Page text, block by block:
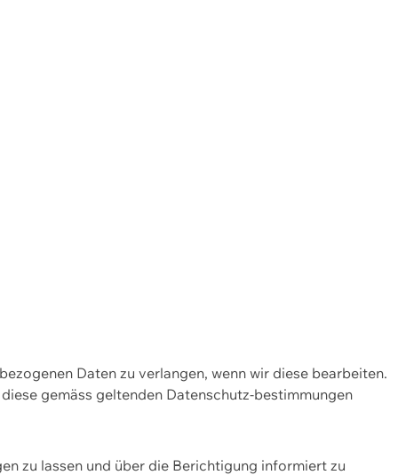
Daten zu verlangen, wenn wir diese bearbeiten.
gemäss geltenden Datenschutz-bestimmungen
zu lassen und über die Berichtigung informiert zu